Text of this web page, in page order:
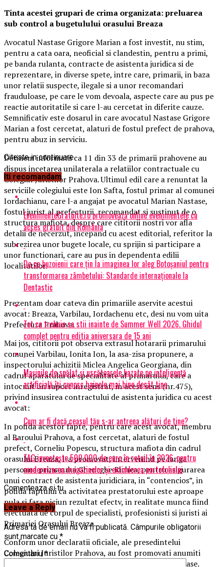
Tinta acestei grupari de crima organizata: preluarea
sub control a bugetulului orasului Breaza
Avocatul Nastase Grigore Marian a fost investit, nu stim,
pentru a cata oara, neoficial si clandestin, pentru a primi,
pe banda rulanta, contracte de asistenta juridica si de
reprezentare, in diverse spete, intre care, primarii, in baza
unor relatii suspecte, ilegale si a unor recomandari
frauduloase, pe care le vom devoala, aspecte care au pus pe
reactie autoritatile si care l-au cercetat in diferite cauze.
Semnificativ este dosarul in care avocatul Nastase Grigore
Marian a fost cercetat, alaturi de fostul prefect de prahova,
pentru abuz in serviciu.
Detinem informatii ca 11 din 33 de primarii prahovene au
dispus incetarea unilaterala a relatiilor contractuale cu
Colegiul Juristilor Prahova. Ultimul edil care a renuntat la
serviciile colegiului este Ion Safta, fostul primar al comunei
Iordachianu, care l-a angajat pe avocatul Marian Nastase,
fostul jurist al prefecturii, recomandat si sustinut de o
structura mafiota, despre care cititorii nostri vor afla
detalii de necerzut, incepand cu acest editorial, referitor la
subrezirea unor bugete locale, cu sprijin si participare a
unor functionari, care au pus in dependenta edilii
localitatilor.
Prezentam doar cateva din primariile aservite acestui
avocat: Breaza, Varbilau, Iordachenu etc, desi nu vom uita
Prefectura Prahova.
Mai jos, cititorii pot observa extrasul hotararii primarului
comunei Varbilau, Ionita Ion, la asa-zisa propunere, a
inspectorului achizitii Miclea Angelica Georgiana, din
cadrul aparatului de specialitate al primarului, care a
intocmit un raport inregistrat, in acest sens (nr.475),
privind insusirea contractului de asistenta juridica cu acest
avocat:
In pofida acestor fapte, pentru care acest avocat, membru
al Baroului Prahova, a fost cercetat, alaturi de fostul
prefect, Corneliu Popescu, structura mafiota din cadrul
orasului Breaza, l-a promovat, intervenind pe langa
persoana primarului Gheorghe Richea, pentru asigurarea
unui contract de asistenta juridiciara, in “contencios”, in
pofida faptului ca activitatea prestatorului este aproape
nula si fara niciun rezultat efectv, in realitate munca fiind
efectuata de corpul de specialisti, profesionisti si juristi ai
Primariei Orasului Breaza.
Conform unor declaratii oficiale, ale presedintelui
Colegiului Juristilor Prahova, au fost promovati anumiti
avocati, intre care Gina Isaiu si Marian Grigore Nastase.
Citeste in continuare
Iti recomandam
EvenimenteGratuite.ro promovează online evenimentele cu
acces gratuit din România
De ce buzoienii care țin la imaginea lor aleg Botoșaniul pentru
transformarea zâmbetului: Standarde internaționale la
Dentastic
Tot ce trebuie sa stii inainte de Summer Well 2026. Ghidul
complet pentru editia aniversara de 15 ani
Mașinile de spălat și uscătoarele bazate pe inteligență
artificială îți cunosc hainele mai bine decât tine
Cum ar fi dacă ceasul tău s-ar antrena alături de tine?
TAG investește 500.000 de euro în retail în 2026, pentru
modernizarea magazinelor și extinderea portofoliului
Comenteaza si tu
Leave a Reply
Adresa ta de email nu va fi publicată. Câmpurile obligatorii
sunt marcate cu *
Comentariu*